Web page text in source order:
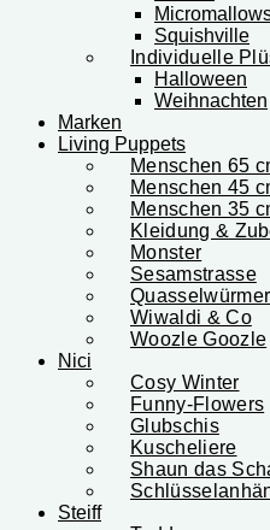
Squishville
Individuelle
Halloween
Weihnachten
Marken
Living Puppets
Menschen 65
Menschen 45
Menschen 35
Kleidung &
Monster
Sesamstrasse
Quasselwürmer
Wiwaldi & Co
Woozle Goozle
Nici
Cosy Winter
Funny-Flowers
Glubschis
Kuscheliere
Shaun das
Steiff